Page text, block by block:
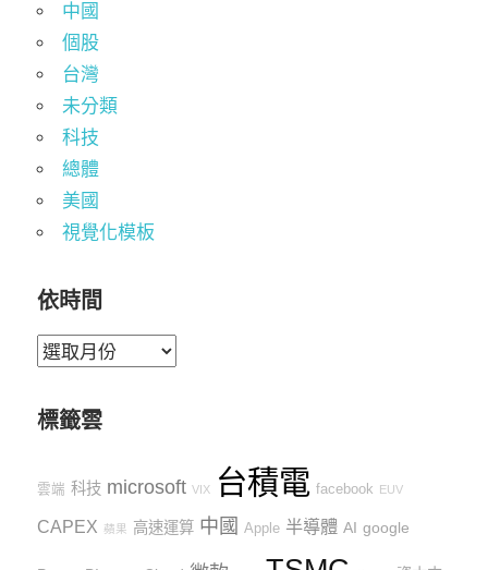
中國
個股
台灣
未分類
科技
總體
美國
視覺化模板
依時間
依
間
標籤雲
雲端 科技 microsoft VIX 台積電 facebook EUV
CAPEX 蘋果 高速運算 中國 Apple 半導體 AI google